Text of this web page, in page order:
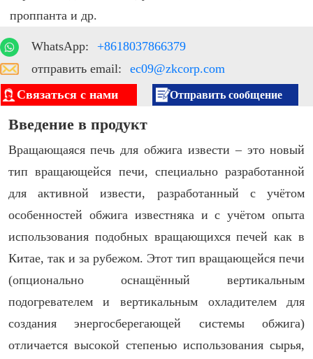
проппанта и др.
WhatsApp:
+8618037866379
отправить email:
ec09@zkcorp.com
Связаться с нами
Отправить сообщение
Введение в продукт
Вращающаяся печь для обжига извести – это новый
тип вращающейся печи, специально разработанной
для активной извести, разработанный с учётом
особенностей обжига известняка и с учётом опыта
использования подобных вращающихся печей как в
Китае, так и за рубежом. Этот тип вращающейся печи
(опционально оснащённый вертикальным
подогревателем и вертикальным охладителем для
создания энергосберегающей системы обжига)
отличается высокой степенью использования сырья,